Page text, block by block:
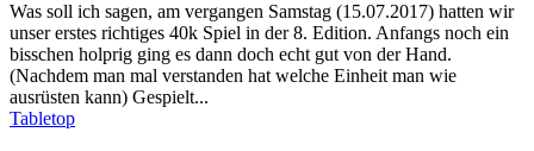
Was soll ich sagen, am vergangen Samstag (15.07.2017) hatten wir
unser erstes richtiges 40k Spiel in der 8. Edition. Anfangs noch ein
bisschen holprig ging es dann doch echt gut von der Hand.
(Nachdem man mal verstanden hat welche Einheit man wie
ausrüsten kann) Gespielt...
Tabletop